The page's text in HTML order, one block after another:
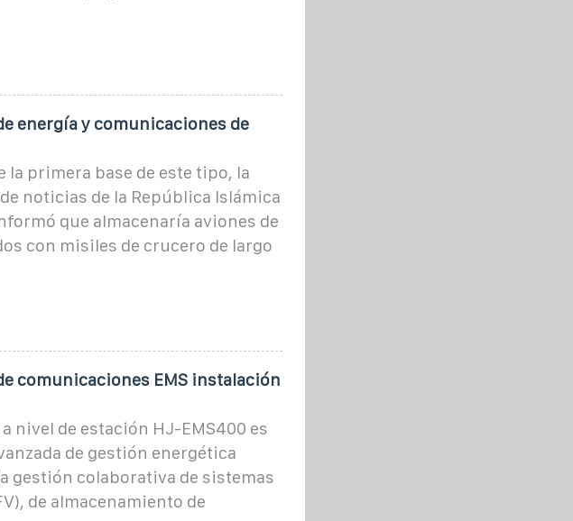
energía y comunicaciones de
la primera base de este tipo, la
noticias de la República Islámica
que almacenaría aviones de
con misiles de crucero de largo
comunicaciones EMS instalación
a nivel de estación HJ-EMS400 es
de gestión energética
gestión colaborativa de sistemas
de almacenamiento de